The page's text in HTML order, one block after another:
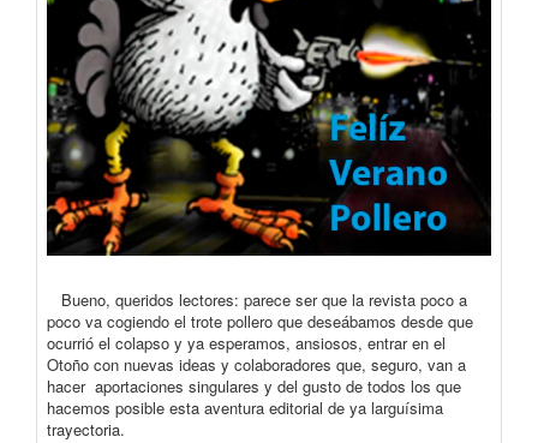
Bueno, queridos lectores: parece ser que la revista poco a
poco va cogiendo el trote pollero que deseábamos desde que
ocurrió el colapso y ya esperamos, ansiosos, entrar en el
Otoño con nuevas ideas y colaboradores que, seguro, van a
hacer aportaciones singulares y del gusto de todos los que
hacemos posible esta aventura editorial de ya larguísima
trayectoria.